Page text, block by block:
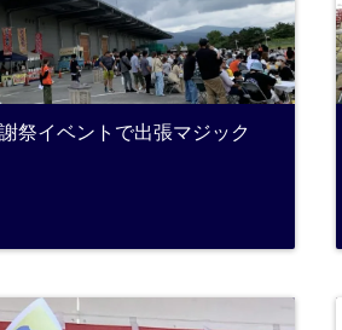
祭イベントで出張マジック